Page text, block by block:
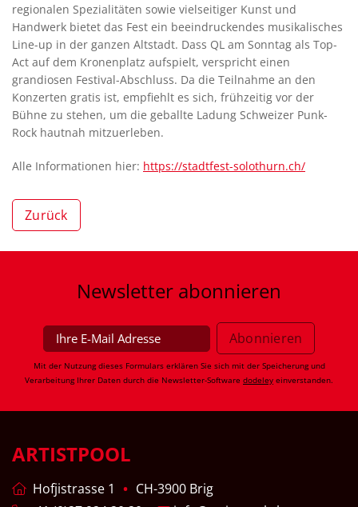
regionalen Spezialitäten sowie vielseitiger Kunst und
Handwerk bietet das Fest ein beeindruckendes musikalisches
Line-up in der ganzen Altstadt. Dass QL am Sonntag als Top-
Act auf dem Kronenplatz aufspielt, verspricht einen
grandiosen Festival-Abschluss. Da die Teilnahme an den
Konzerten gratis ist, empfiehlt es sich, frühzeitig vor der
Bühne zu stehen, um die geballte Ladung Schweizer Punk-
Rock hautnah mitzuerleben.
Alle Informationen hier: https://stadtfest-solothurn.ch/
Zurück
Newsletter abonnieren
Mit der Nutzung dieses Formulars erklären Sie sich mit der Speicherung und
Verarbeitung Ihrer Daten durch die Newsletter-Software dodeley einverstanden.
ARTISTPOOL
Hofjistrasse 1
CH-3900 Brig